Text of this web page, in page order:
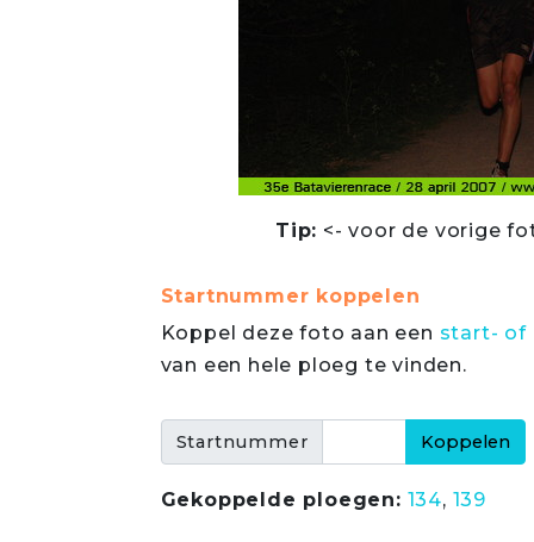
Tip: <- voor de vorige
Startnummer koppelen
Koppel deze foto aan een start- of
van een hele ploeg te vinden.
Startnummer
Gekoppelde ploegen: 134, 139